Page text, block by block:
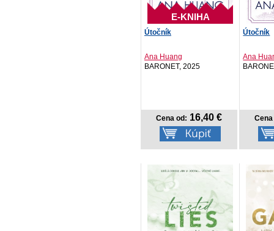
E-KNIHA
Útočník
Ana Huang
BARONET, 2025
Cena od: 16,40 €
Útočník
Ana